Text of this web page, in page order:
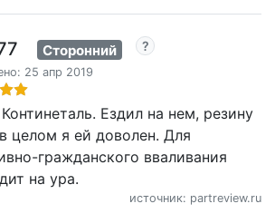
Сторонний
25 апр 2019
Ездил на нем, резину
целом я ей доволен. Для
гражданского вваливания
на ура.
источник: partreview.ru